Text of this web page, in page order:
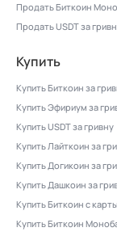
Продать Биткоин
Продать USDT за
Купить
Купить Биткоин за
Купить Эфириум за
Купить USDT за гривну
Купить Лайткоин за
Купить Догикоин за
Купить Дашкоин за
Купить Биткоин с карты
Купить Биткоин